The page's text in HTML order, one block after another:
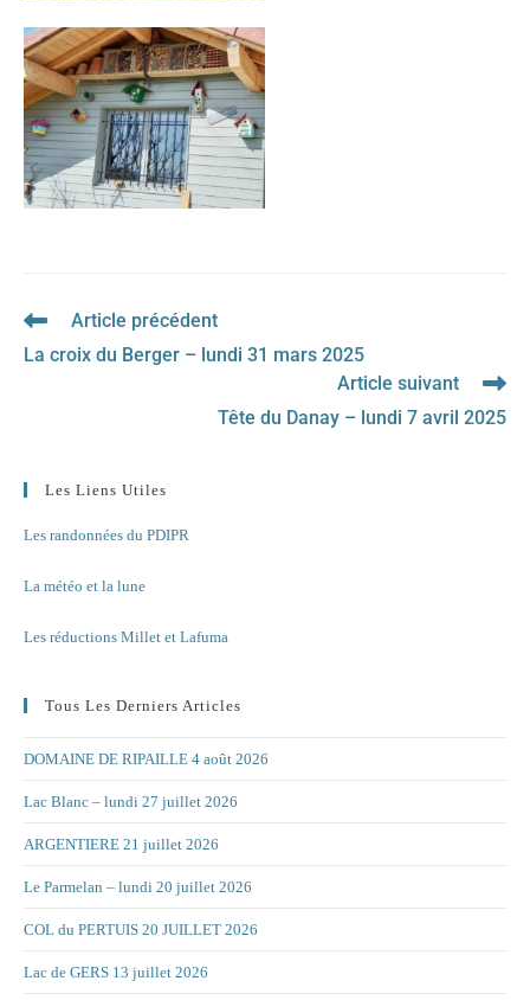
Read
articles
Article précédent
La croix du Berger – lundi 31 mars 2025
Article suivant
Tête du Danay – lundi 7 avril 2025
Les Liens Utiles
Les randonnées du PDIPR
La météo et la lune
Les réductions Millet et Lafuma
Tous Les Derniers Articles
DOMAINE DE RIPAILLE 4 août 2026
Lac Blanc – lundi 27 juillet 2026
ARGENTIERE 21 juillet 2026
Le Parmelan – lundi 20 juillet 2026
COL du PERTUIS 20 JUILLET 2026
Lac de GERS 13 juillet 2026